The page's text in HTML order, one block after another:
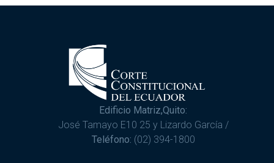
Edificio Matriz,Quito:
José Tamayo E10 25 y Lizardo García /
Teléfono: (02) 394-1800